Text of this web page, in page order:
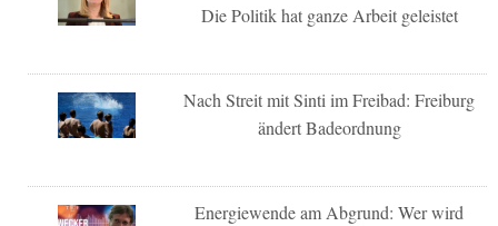
Die Politik hat ganze Arbeit geleistet
Nach Streit mit Sinti im Freibad: Freiburg
ändert Badeordnung
Energiewende am Abgrund: Wer wird